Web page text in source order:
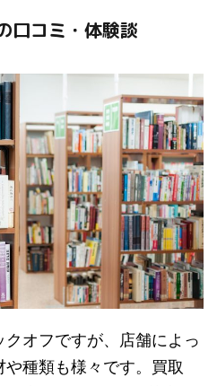
口コミ・体験談
オフですが、店舗によっ
種類も様々です。買取